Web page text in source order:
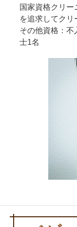
国家資格クリ
を追求してクリ
その他資格：不
士1名